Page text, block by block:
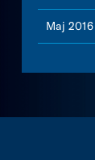
Maj 2016